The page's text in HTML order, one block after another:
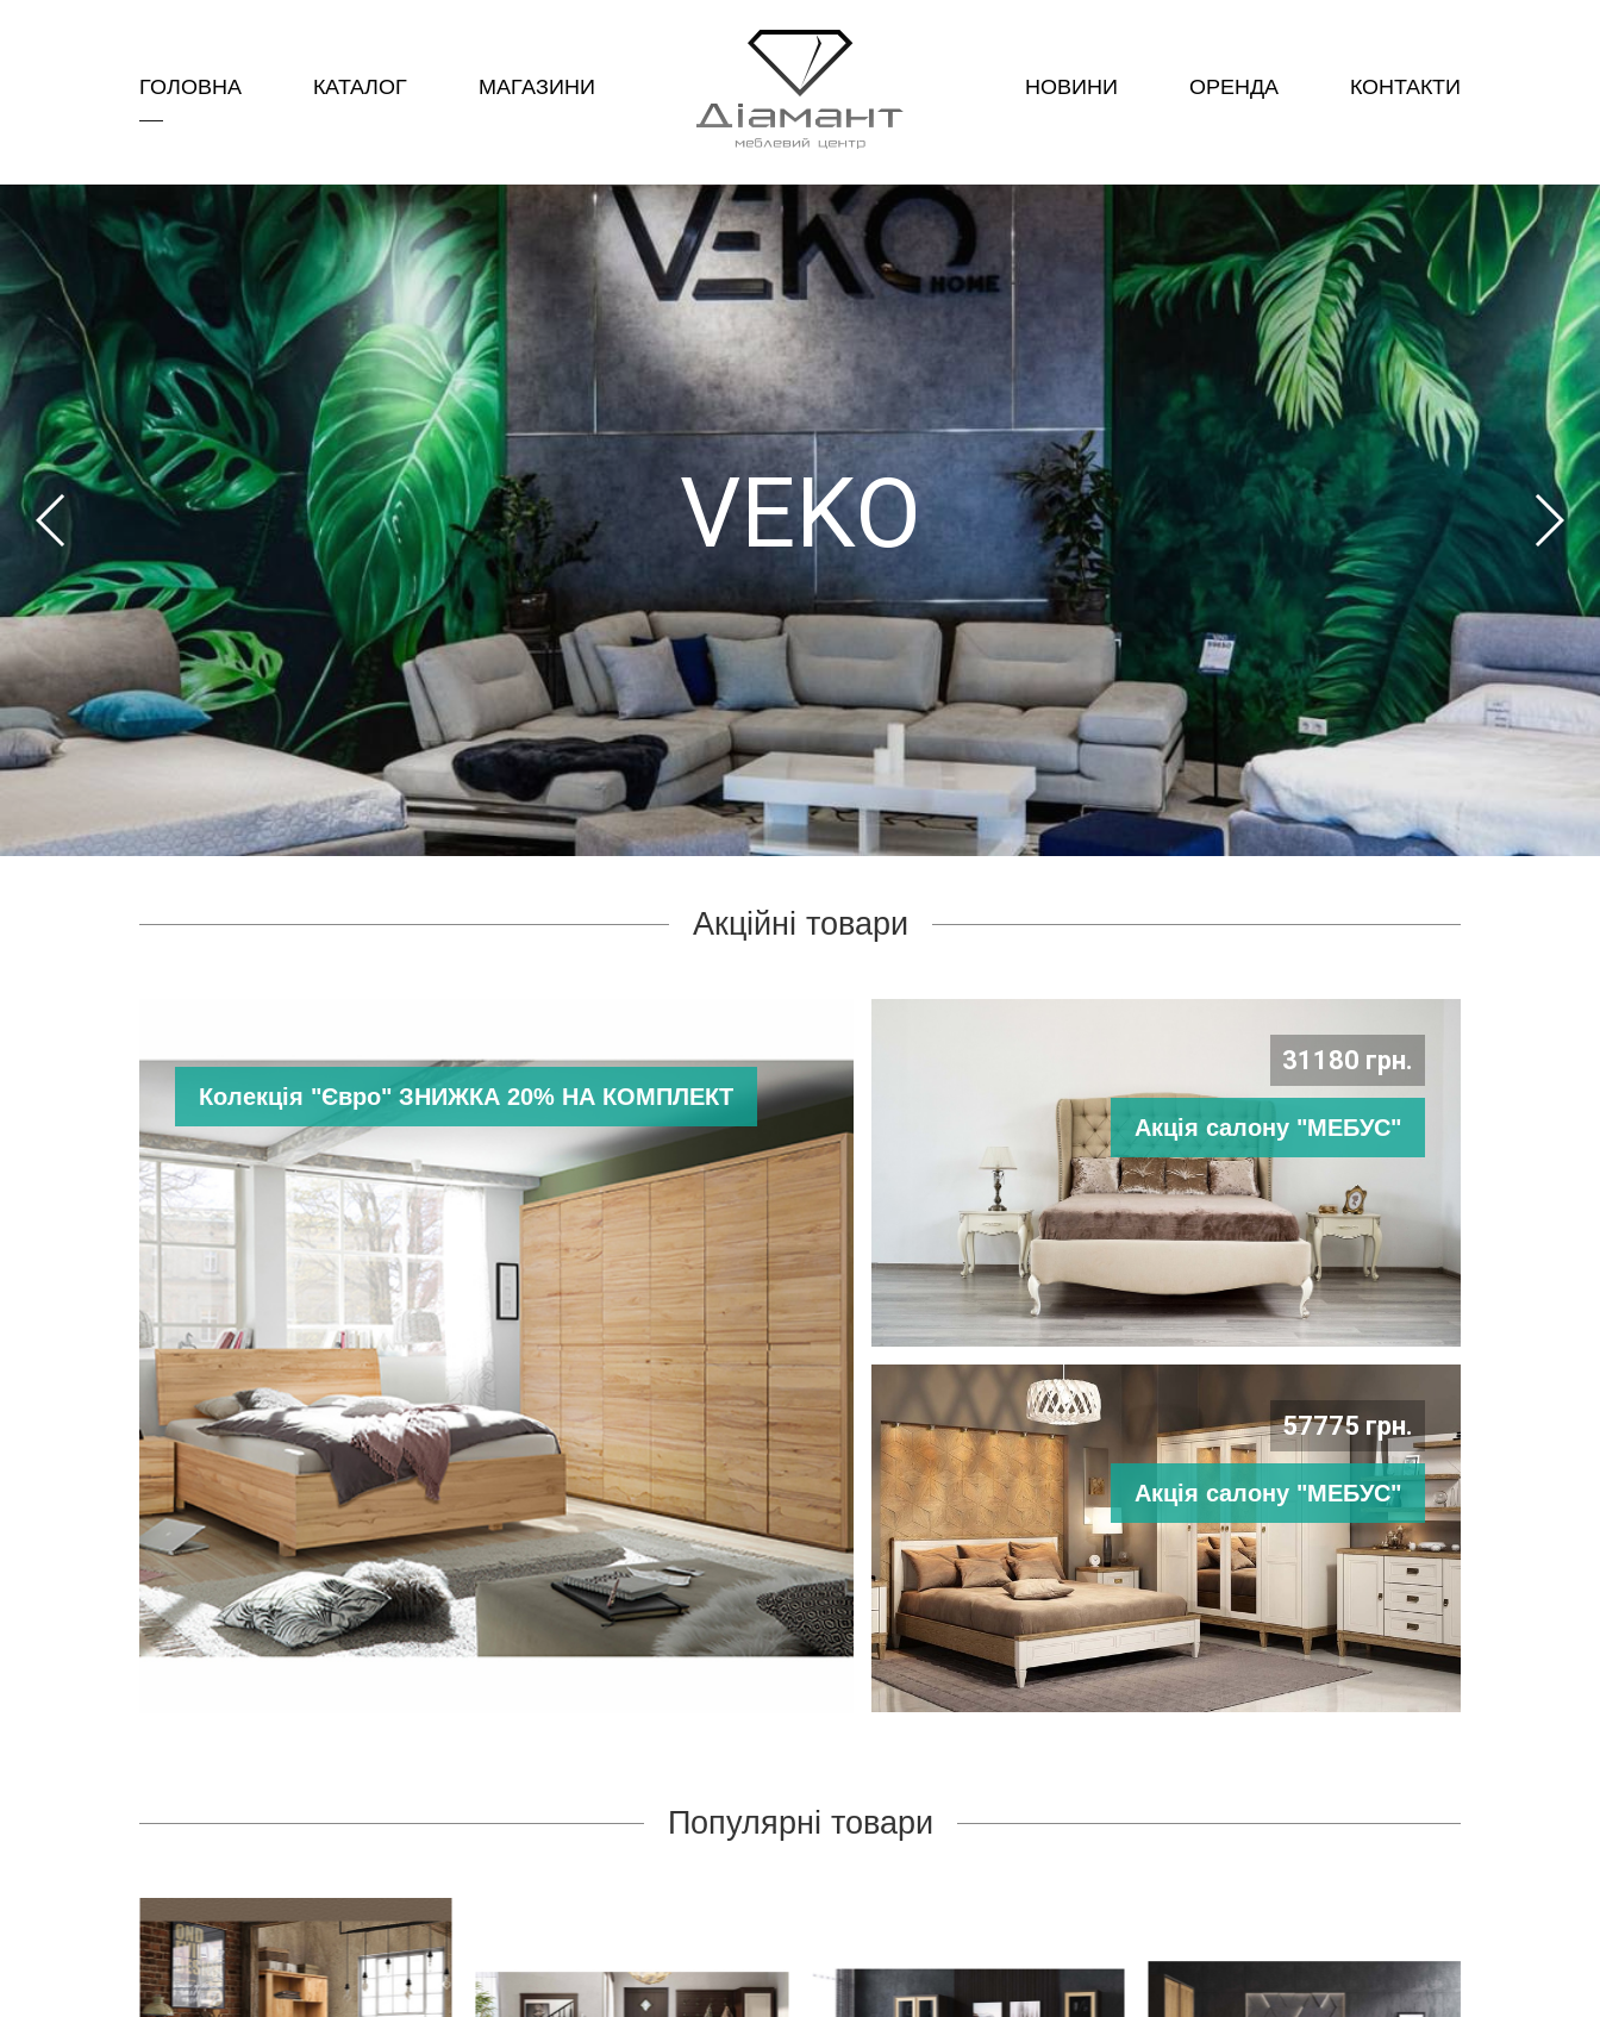
ГОЛОВНА КАТАЛОГ МАГАЗИНИ НОВИНИ ОРЕНДА КОНТАКТИ
VEKO
Акційні товари
Колекція "Євро" ЗНИЖКА 20% НА КОМПЛЕКТ
31180 грн.
Акція салону "МЕБУС"
57775 грн.
Акція салону "МЕБУС"
Популярні товари